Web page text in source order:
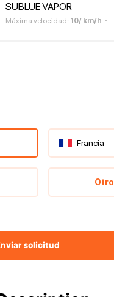
SUBLUE VAPOR
Máxima velocidad: 10/ km/h
Francia
Otro
solicitud